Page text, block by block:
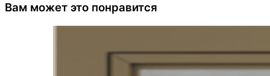
Вам может это понравится